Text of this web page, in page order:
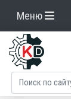
Меню